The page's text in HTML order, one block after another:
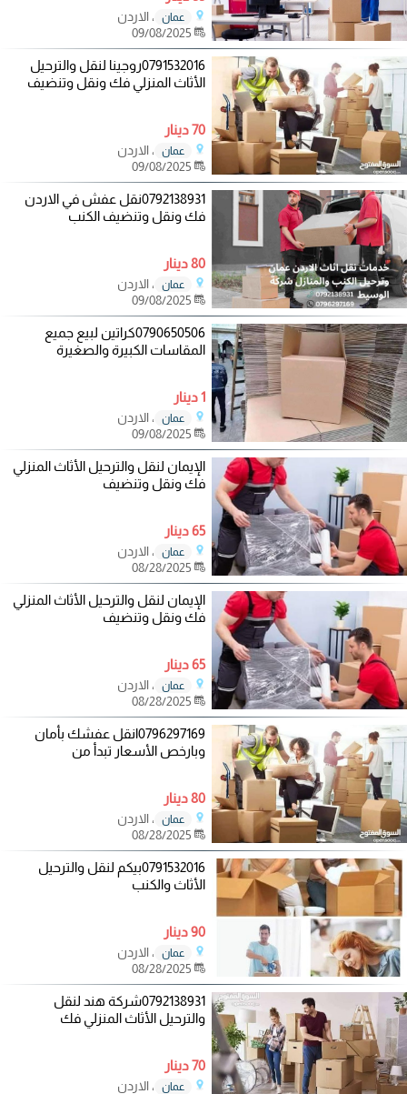
عمان
، الاردن
0791532016روجينا لنقل والترحيل
الأثاث المنزلي فك ونقل وتنضيف
70 دينار
عمان
، الاردن
0792138931نقل عفش في الاردن
فك ونقل وتنضيف الكنب
80 دينار
عمان
، الاردن
0790650506كراتين لبيع جميع
المقاسات الكبيرة والصغيرة
1 دينار
عمان
، الاردن
الإيمان لنقل والترحيل الأثاث المنزلي
فك ونقل وتنضيف
65 دينار
عمان
، الاردن
الإيمان لنقل والترحيل الأثاث المنزلي
فك ونقل وتنضيف
65 دينار
عمان
، الاردن
0796297169انقل عفشك بأمان
وبارخص الأسعار تبدأ من
80 دينار
عمان
، الاردن
0791532016بيكم لنقل والترحيل
الأثاث والكنب
90 دينار
عمان
، الاردن
0792138931شركة هند لنقل
والترحيل الأثاث المنزلي فك
70 دينار
عمان
، الاردن